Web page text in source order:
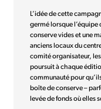
L’idée de cette
germé lorsque l’équipe
conserve vides et une
anciens locaux du
comité organisateur,
poursuit à chaque
communauté pour
boîte de conserve –
levée de fonds où elles